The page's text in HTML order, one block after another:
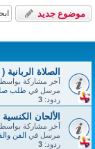
موضوع جديد
الصلاة
آخر مشاركة
مرسل في طلب
ردود: 3
الألحان
آخر مشاركة
مرسل في الفن
ردود: 3